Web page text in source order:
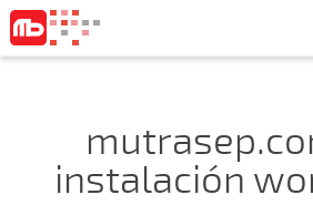
instalación